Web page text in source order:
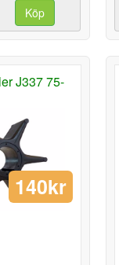
Köp
J337 75-
140kr